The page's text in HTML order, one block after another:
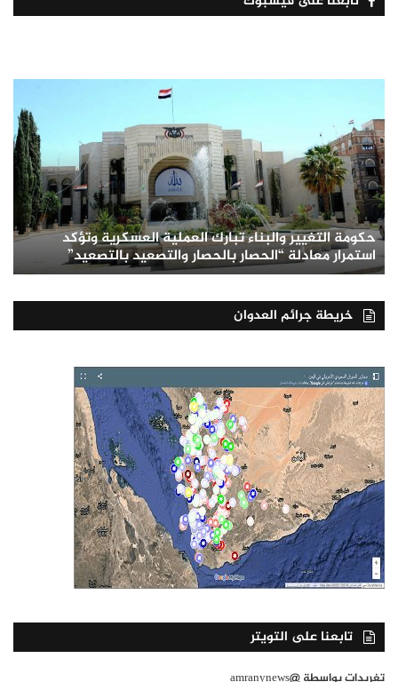
حكومة التغيير والبناء تبارك العملية العسكرية وتؤكد
استمرار معادلة “الحصار بالحصار والتصعيد بالتصعيد”
خريطة جرائم العدوان
تابعنا على التويتر